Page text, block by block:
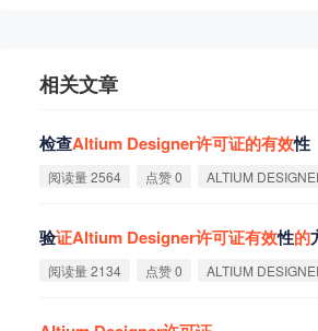
相关文章
检查Altium Designer许可证的有效性
阅读量 2564 点赞 0 ALTIUM
验证Altium Designer许可证有效性的
阅读量 2134 点赞 0 ALTIUM